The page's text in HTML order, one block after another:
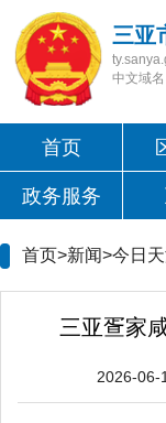
三亚
中文域
首页
政务服务
首页>新闻>今日
三亚疍家
2026-06-